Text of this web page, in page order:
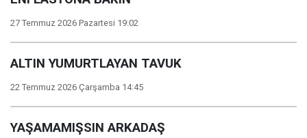
27 Temmuz 2026 Pazartesi 19:02
ALTIN YUMURTLAYAN TAVUK
22 Temmuz 2026 Çarşamba 14:45
YAŞAMAMIŞSIN ARKADAŞ